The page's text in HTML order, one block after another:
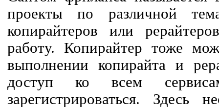
проекты по различной
копирайтеров или
работу. Копирайтер тоже
выполнении копирайта и
доступ ко всем
зарегистрироваться. Здесь